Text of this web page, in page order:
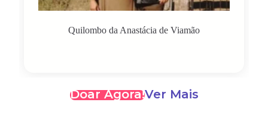
Quilombo da Anastácia de Viamão
Doar Agora!Ver Mais